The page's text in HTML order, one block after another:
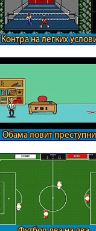
Контра на легких
Обама ловит